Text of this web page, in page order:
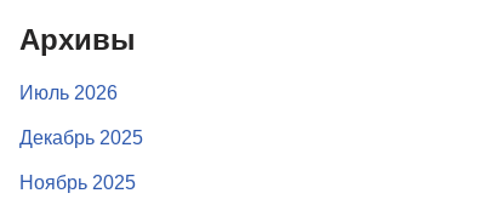
Архивы
Июль 2026
Декабрь 2025
Ноябрь 2025